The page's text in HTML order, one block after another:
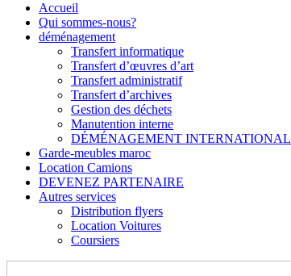
Accueil
Qui sommes-nous?
déménagement
Transfert informatique
Transfert d’œuvres d’art
Transfert administratif
Transfert d’archives
Gestion des déchets
Manutention interne
DÉMÉNAGEMENT INTERNATIONAL
Garde-meubles maroc
Location Camions
DEVENEZ PARTENAIRE
Autres services
Distribution flyers
Location Voitures
Coursiers